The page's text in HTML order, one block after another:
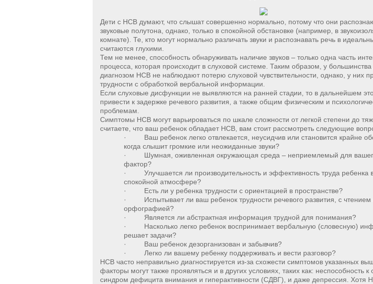
Дети с НСВ думают, что слышат совершенно нормально, потому что они
звуковые полутона, однако, только в спокойной обстановке (например, в
комнате). Те, кто могут нормально различать звуки и распознавать речь в
считаются глухими.
Тем не менее, способность обнаруживать наличие звуков – только одна часть
процесса, которая происходит в слуховой системе. Таким образом, у большинства
диагнозом НСВ не наблюдают потерю слуховой чувствительности, однако, у них
трудности с обработкой вербальной информации.
Если слуховые дисфункции не выявляются на ранней стадии, то в дальнейшем
привести к задержке речевого развития, а также общим физическим и
проблемам.
Симптомы НСВ могут варьироваться по шкале сложности от легкой степени до
считаете, что ваш ребенок обладает НСВ, вам стоит рассмотреть следующие
· Ваш ребенок легко отвлекается, неусидчив или становится крайне
когда слышит громкие или неожиданные звуки?
· Шумная, оживленная окружающая среда – неприемлемый для
фактор?
· Улучшается ли производительность и эффективность труда ребенка в
спокойной атмосфере?
· Есть ли у ребенка трудности с ориентацией в пространстве?
· Испытывает ли ваш ребенок трудности речевого развития, с чтением
орфографией?
· Является ли абстрактная информация трудной для понимания?
· Насколько легко ребенок воспринимает вербальную (словесную)
решает задачи?
· Ваш ребенок дезорганизован и забывчив?
· Легко ли вашему ребенку поддерживать и вести разговор?
НСВ часто неправильно диагностируется из-за схожести симптомов указанных
факторы могут также проявляться и в других условиях, таких как: неспособность к
синдром дефицита внимания и гиперактивности (СДВГ), и даже депрессия. Хотя